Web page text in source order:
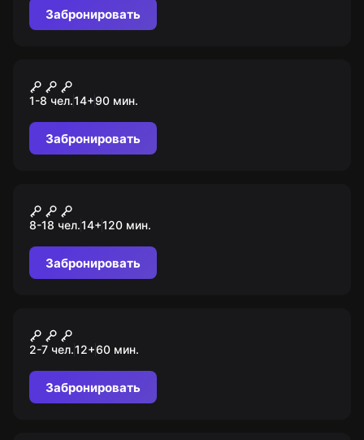
Забронировать
Морской вокзал - визитная
карточка Сочи
1-8 чел.14+90 мин.
Забронировать
Психушка
8-18 чел.14+120 мин.
Забронировать
Воображариум
2-7 чел.12+60 мин.
Забронировать